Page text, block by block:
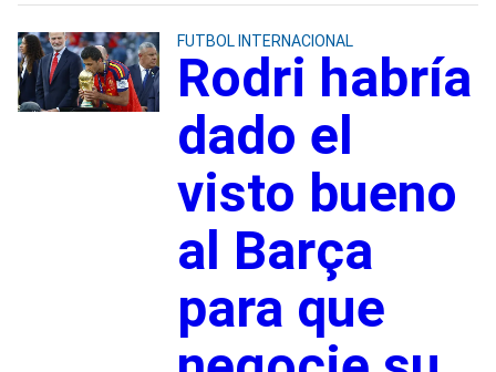
FUTBOL INTERNACIONAL
Rodri habría
dado el
visto bueno
al Barça
para que